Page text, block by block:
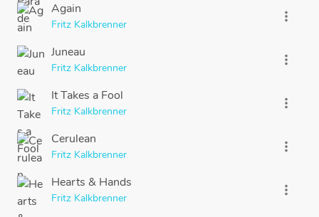
Again
Fritz Kalkbrenner
more_vert
Juneau
Fritz Kalkbrenner
more_vert
It Takes a Fool
Fritz Kalkbrenner
more_vert
Cerulean
Fritz Kalkbrenner
more_vert
Hearts & Hands
Fritz Kalkbrenner
more_vert